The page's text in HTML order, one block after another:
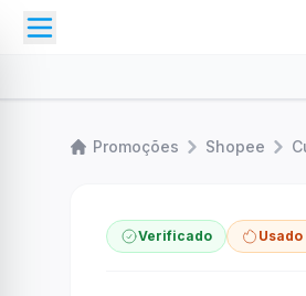
Promoções Shopee
Verificado